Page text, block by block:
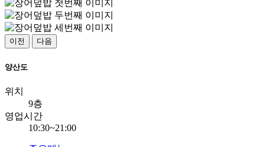
이전 다음
양산도
위치
9층
영업시간
10:30~21:00